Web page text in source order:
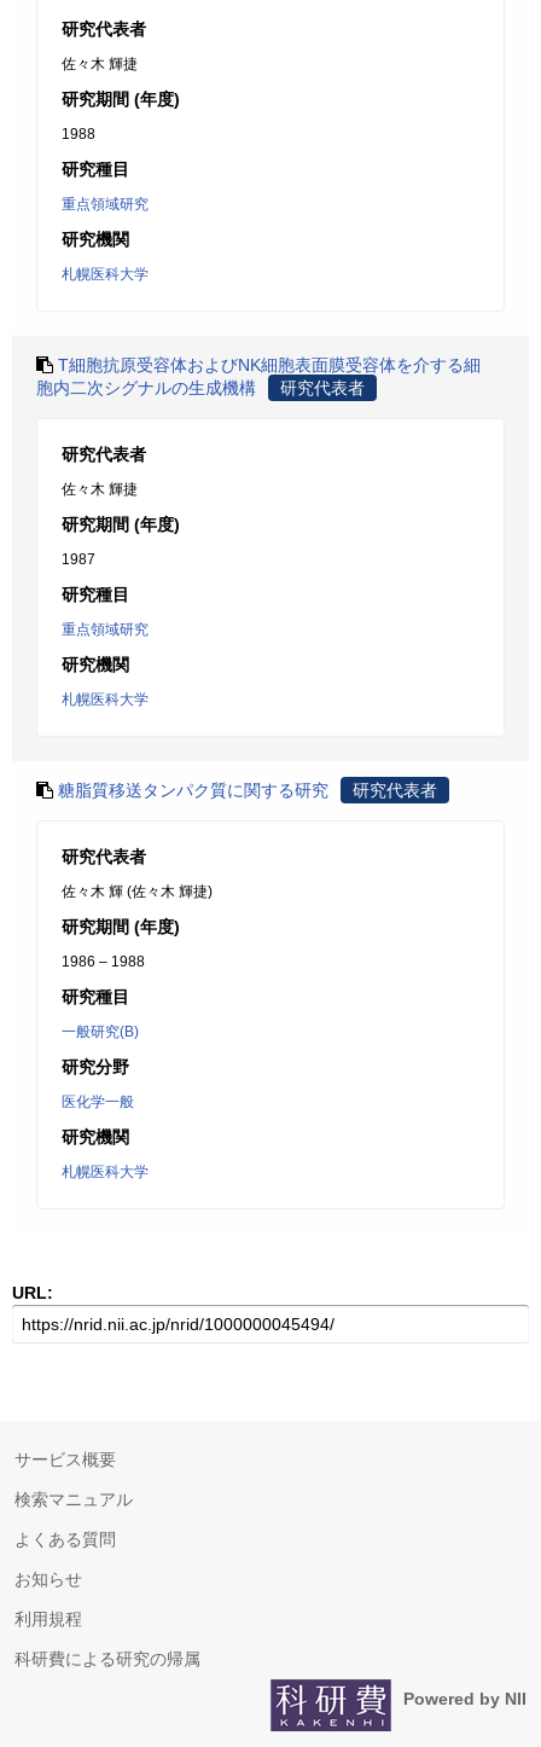
研究代表者
佐々木 輝捷
研究期間 (年度)
1988
研究種目
重点領域研究
研究機関
札幌医科大学
T細胞抗原受容体およびNK細胞表面膜受容体を介する細
胞内二次シグナルの生成機構
研究代表者
研究代表者
佐々木 輝捷
研究期間 (年度)
1987
研究種目
重点領域研究
研究機関
札幌医科大学
糖脂質移送タンパク質に関する研究 研究代表者
研究代表者
佐々木 輝 (佐々木 輝捷)
研究期間 (年度)
1986 – 1988
研究種目
一般研究(B)
研究分野
医化学一般
研究機関
札幌医科大学
URL:
サービス概要
検索マニュアル
よくある質問
お知らせ
利用規程
科研費による研究の帰属
Powered by NII